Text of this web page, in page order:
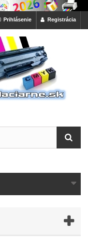
Registrácia
Prihlásenie